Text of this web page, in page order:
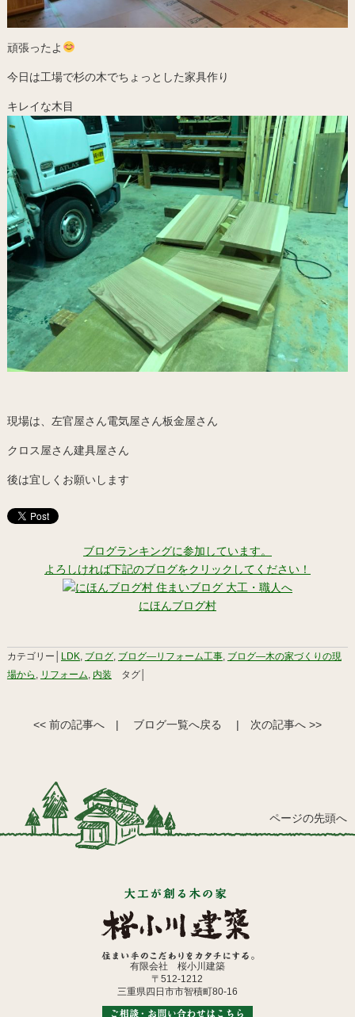
頑張ったよ
今日は工場で杉の木でちょっとした家具作り
キレイな木目
現場は、左官屋さん電気屋さん板金屋さん
クロス屋さん建具屋さん
後は宜しくお願いします
ブログランキングに参加しています。
よろしければ下記のブログをクリックしてください！
にほんブログ村
カテゴリー│ LDK ブログ, ブログ―リフォーム工事, ブログ―木の家づくりの現
場から
リフォーム 内装 タグ│
<< 前の記事へ | ブログ一覧へ戻る | 次の記事へ >>
ページの先頭へ
有限会社 桜小川建築
〒512-1212
三重県四日市市智積町80-16